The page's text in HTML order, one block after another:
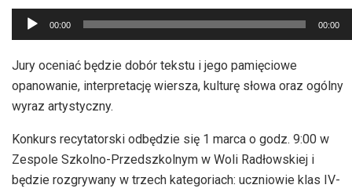
Odtwarzacz
plików
dźwiękowych
00:00 00:00
Jury oceniać będzie dobór tekstu i jego pamięciowe
opanowanie, interpretację wiersza, kulturę słowa oraz ogólny
wyraz artystyczny.
Konkurs recytatorski odbędzie się 1 marca o godz. 9:00 w
Zespole Szkolno-Przedszkolnym w Woli Radłowskiej i
będzie rozgrywany w trzech kategoriach: uczniowie klas IV-